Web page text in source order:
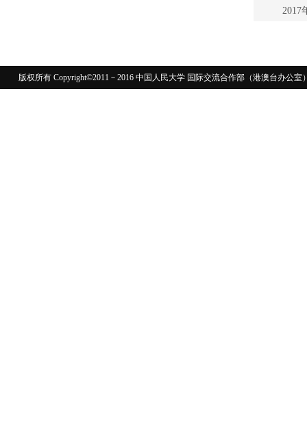
2017
版权所有 Copyright©2011－2016 中国人民大学 国际交流合作部（港澳台办